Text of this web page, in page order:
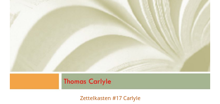
Zettelkasten #17 Carlyle